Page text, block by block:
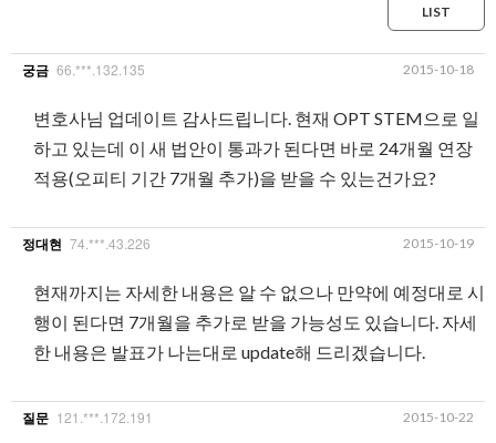
LIST
궁금 66.***.132.135 2015-10-18
변호사님 업데이트 감사드립니다. 현재 OPT STEM으로 일
하고 있는데 이 새 법안이 통과가 된다면 바로 24개월 연장
적용(오피티 기간 7개월 추가)을 받을 수 있는건가요?
정대현 74.***.43.226 2015-10-19
현재까지는 자세한 내용은 알 수 없으나 만약에 예정대로 시
행이 된다면 7개월을 추가로 받을 가능성도 있습니다. 자세
한 내용은 발표가 나는대로 update해 드리겠습니다.
질문 121.***.172.191 2015-10-22